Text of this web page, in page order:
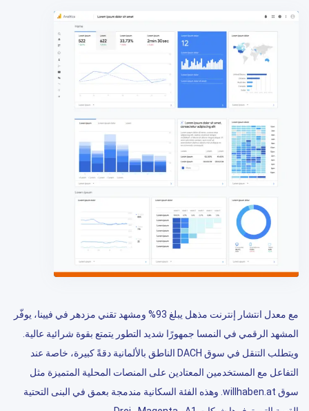
مع معدل انتشار إنترنت مذهل يبلغ 93% ومشهد تقني مزدهر في فيينا، يوفّر
المشهد الرقمي في النمسا جمهورًا شديد التطور يتمتع بقوة شرائية عالية.
ويتطلب التنقل في سوق DACH الناطق بالألمانية دقةً كبيرة، خاصة عند
التفاعل مع المستخدمين المعتادين على المنصات المحلية المتميزة مثل
سوق willhaben.at. وهذه الفئة السكانية مندمجة بعمق في البنى التحتية